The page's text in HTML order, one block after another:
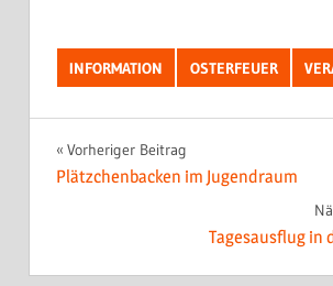
INFORMATION OSTERFEUER
Beitragsnavigation
Vorheriger Beitrag
Plätzchenbacken im Jugendraum
Tagesausflug in